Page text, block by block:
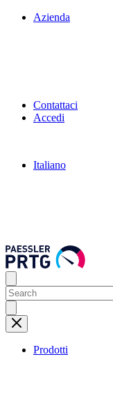
Azienda
Contattaci
Accedi
Italiano
Prodotti